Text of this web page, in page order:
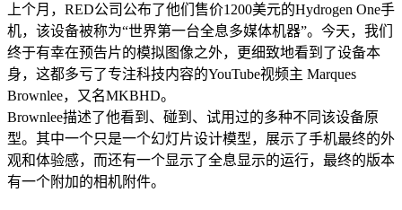
上个月，RED公司公布了他们售价1200美元的Hydrogen One手
机，该设备被称为“世界第一台全息多媒体机器”。今天，我们
终于有幸在预告片的模拟图像之外，更细致地看到了设备本
身，这都多亏了专注科技内容的YouTube视频主 Marques
Brownlee，又名MKBHD。
Brownlee描述了他看到、碰到、试用过的多种不同该设备原
型。其中一个只是一个幻灯片设计模型，展示了手机最终的外
观和体验感，而还有一个显示了全息显示的运行，最终的版本
有一个附加的相机附件。